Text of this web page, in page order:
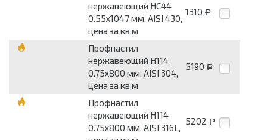
нержавеющий НС44
0.55х1047 мм, AISI 430,
цена за кв.м
1310 Р
Профнастил
нержавеющий Н114
0.75х800 мм, AISI 304,
цена за кв.м
5190 Р
Профнастил
нержавеющий Н114
0.75х800 мм, AISI 316L,
5202 Р